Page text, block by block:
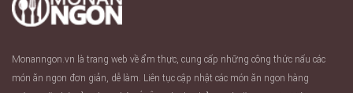
Monanngon.vn là trang web về ẩm thực, cung cấp những công thức nấu các
món ăn ngon đơn giản, dễ làm. Liên tục cập nhật các món ăn ngon hàng